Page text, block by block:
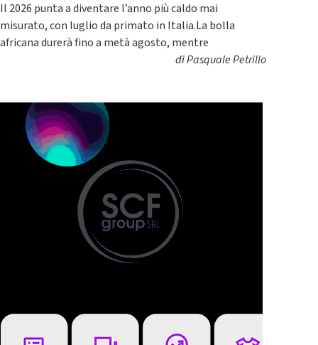
Il 2026 punta a diventare l’anno più caldo mai
misurato, con luglio da primato in Italia.La bolla
africana durerà fino a metà agosto, mentre
diPasquale Petrillo